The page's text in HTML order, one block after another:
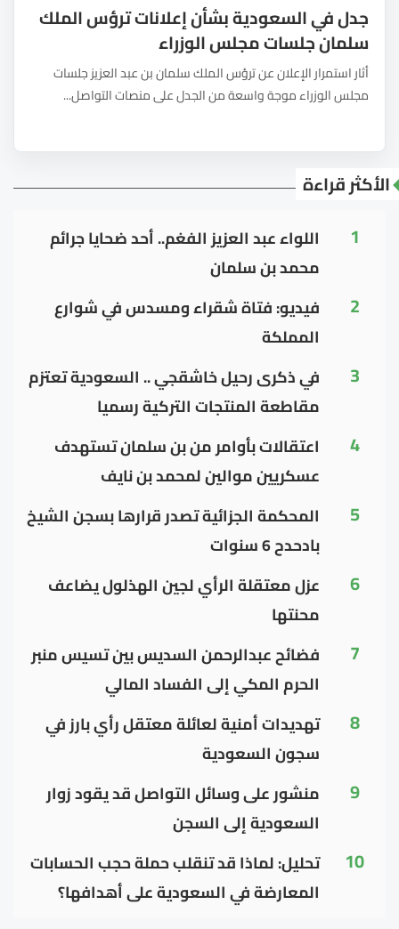
جدل في السعودية بشأن إعلانات ترؤس الملك
سلمان جلسات مجلس الوزراء
أثار استمرار الإعلان عن ترؤس الملك سلمان بن عبد العزيز جلسات
مجلس الوزراء موجة واسعة من الجدل على منصات التواصل...
الأكثر قراءة
1
اللواء عبد العزيز الفغم.. أحد ضحايا جرائم
محمد بن سلمان
2
فيديو: فتاة شقراء ومسدس في شوارع
المملكة
3
في ذكرى رحيل خاشقجي .. السعودية تعتزم
مقاطعة المنتجات التركية رسميا
4
اعتقالات بأوامر من بن سلمان تستهدف
عسكريين موالين لمحمد بن نايف
5
المحكمة الجزائية تصدر قرارها بسجن الشيخ
بادحدح 6 سنوات
6
عزل معتقلة الرأي لجين الهذلول يضاعف
محنتها
7
فضائح عبدالرحمن السديس بين تسيس منبر
الحرم المكي إلى الفساد المالي
8
تهديدات أمنية لعائلة معتقل رأي بارز في
سجون السعودية
9
منشور على وسائل التواصل قد يقود زوار
السعودية إلى السجن
10
تحليل: لماذا قد تنقلب حملة حجب الحسابات
المعارضة في السعودية على أهدافها؟